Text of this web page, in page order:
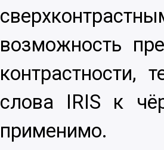
возможность
контрастности,
слова IRIS к
применимо.